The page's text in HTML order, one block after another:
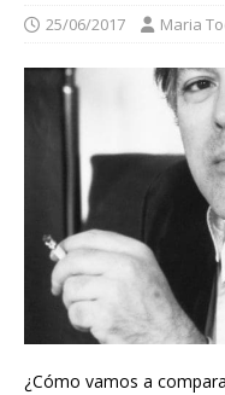
25/06/2017 Maria
¿Cómo vamos a